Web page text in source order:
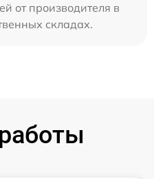
от производителя в
складах.